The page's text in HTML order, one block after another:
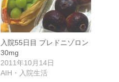
入院55日目 プレドニゾロン
30mg
2011年10月14日
AIH・入院生活